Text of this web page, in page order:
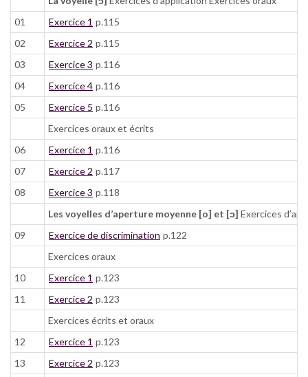
01
Exercice 1 p.115
02
Exercice 2 p.115
03
Exercice 3 p.116
04
Exercice 4 p.116
05
Exercice 5 p.116
Exercices oraux et écrits
06
Exercice 1 p.116
07
Exercice 2 p.117
08
Exercice 3 p.118
Les voyelles d’aperture moyenne [o] et [ɔ] Exercices
09
Exercice de discrimination p.122
Exercices oraux
10
Exercice 1 p.123
11
Exercice 2 p.123
Exercices écrits et oraux
12
Exercice 1 p.123
13
Exercice 2 p.123